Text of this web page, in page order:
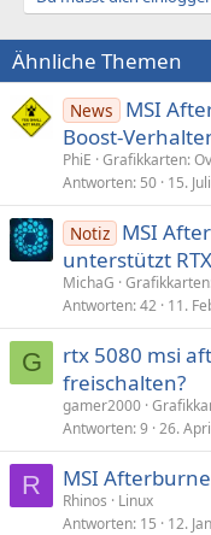
Ähnliche Themen
News
MSI
Boost-
PhiE Grafikkarten:
Antworten 50 15.
Notiz MSI
unterstützt
MichaG
Antworten 42 11.
G
rtx 5080 msi
freischalten?
gamer2000
Antworten 9 26.
R MSI
Rhinos
Linux
Antworten 15 12.